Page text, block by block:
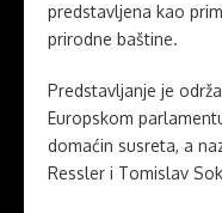
predstavljena kao
prirodne baštine.
Predstavljanje je
Europskom
domaćin susreta, a
Ressler i Tomislav